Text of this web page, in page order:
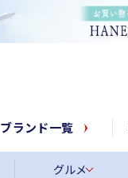
ブランド一覧
グルメ